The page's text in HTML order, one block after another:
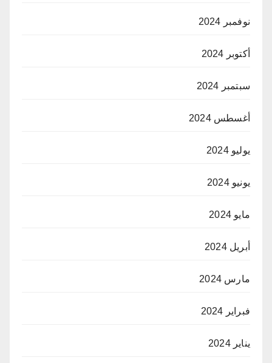
نوفمبر 2024
أكتوبر 2024
سبتمبر 2024
أغسطس 2024
يوليو 2024
يونيو 2024
مايو 2024
أبريل 2024
مارس 2024
فبراير 2024
يناير 2024